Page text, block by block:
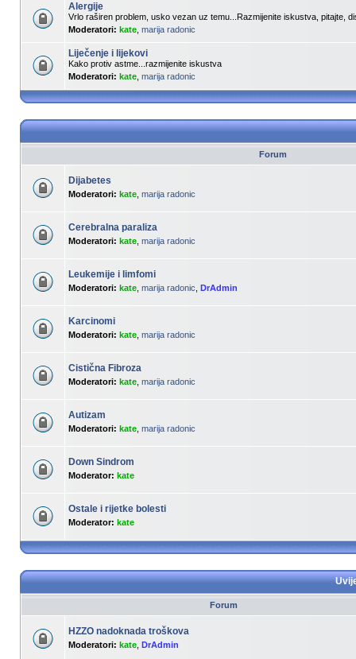
Alergije
Vrlo raširen problem, usko vezan uz temu...Razmijenite iskustva, pitajte,
Moderatori: kate marija radonic
Liječenje i lijekovi
Kako protiv astme...razmijenite iskustva
Moderatori: kate marija radonic
Forum
Dijabetes
Moderatori: kate marija radonic
Cerebralna paraliza
Moderatori: kate marija radonic
Leukemije i limfomi
Moderatori: kate marija radonic DrAdmin
Karcinomi
Moderatori: kate marija radonic
Cistična Fibroza
Moderatori: kate marija radonic
Autizam
Moderatori: kate marija radonic
Down Sindrom
Moderator: kate
Ostale i rijetke bolesti
Moderator: kate
Forum
HZZO nadoknada troškova
Moderatori: kate DrAdmin